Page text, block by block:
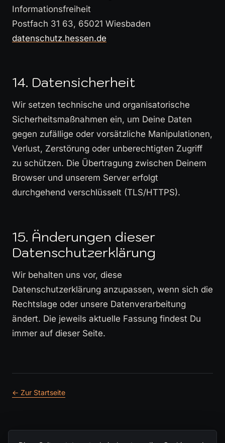
Informationsfreiheit
Postfach 31 63, 65021 Wiesbaden
datenschutz.hessen.de
14. Datensicherheit
Wir setzen technische und organisatorische
Sicherheitsmaßnahmen ein, um Deine Daten
gegen zufällige oder vorsätzliche Manipulationen,
Verlust, Zerstörung oder unberechtigten Zugriff
zu schützen. Die Übertragung zwischen Deinem
Browser und unserem Server erfolgt
durchgehend verschlüsselt (TLS/HTTPS).
15. Änderungen dieser
Datenschutzerklärung
Wir behalten uns vor, diese
Datenschutzerklärung anzupassen, wenn sich die
Rechtslage oder unsere Datenverarbeitung
ändert. Die jeweils aktuelle Fassung findest Du
immer auf dieser Seite.
← Zur Startseite